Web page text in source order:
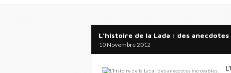
L’histoire de la Lada : des
10 Novembre 2012